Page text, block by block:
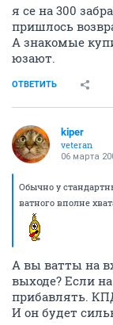
я се на 300
пришлось
А знакомые
юзают.
ОТВЕТИТЬ
kiper
veteran
06 марта
Обычно у
ватного вполне
А вы ватты на
выходе? Если
прибавлять.
И он будет